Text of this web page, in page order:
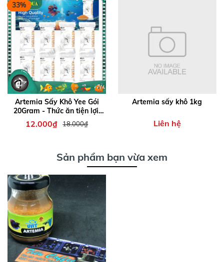
33%
Artemia Sấy Khô Yee Gói
20Gram - Thức ăn tiện lợi,
cho ăn trực tiếp, bổ sung
chất dinh dưỡng cho cá bảy
12.000₫ 18.000₫
Artemia sấy khô 1kg
Liên hệ
Sản phẩm bạn vừa xem